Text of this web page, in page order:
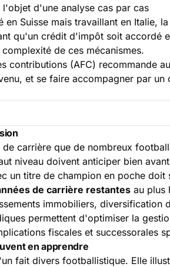
d'une analyse cas par cas
en Suisse mais travaillant en
qu'un crédit d'impôt soit accordé
de ces mécanismes.
contributions (AFC) recommande
et se faire accompagner par
carrière que de nombreux
niveau doivent anticiper bien
un titre de champion en poche doit
de carrière restantes au plus
immobiliers,
permettent d'optimiser la
fiscales et successorales
en apprendre
fait divers footballistique. Elle